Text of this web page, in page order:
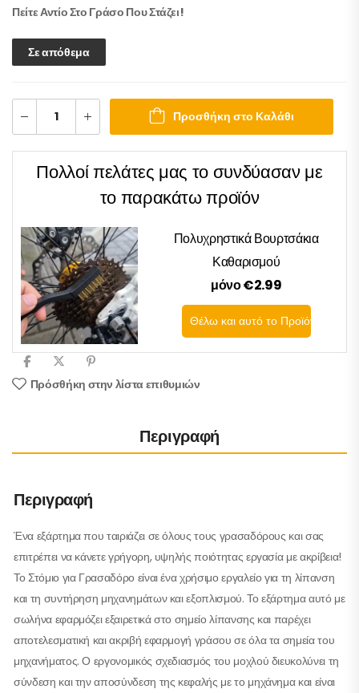
Πείτε Αντίο Στο Γράσο Που Στάζει!
Σε απόθεμα
Προσθήκη στο Καλάθι
Πολλοί πελάτες μας το συνδύασαν με
το παρακάτω προϊόν
Πολυχρηστικά Βουρτσάκια
Καθαρισμού
μόνο €2.99
Θέλω και αυτό το Προϊόν
Πρόσθήκη στην λίστα επιθυμιών
Περιγραφή
Περιγραφή
Ένα εξάρτημα που ταιριάζει σε όλους τους γρασαδόρους και σας
επιτρέπει να κάνετε γρήγορη, υψηλής ποιότητας εργασία με ακρίβεια!
Το Στόμιο για Γρασαδόρο είναι ένα χρήσιμο εργαλείο για τη λίπανση
και τη συντήρηση μηχανημάτων και εξοπλισμού. Το εξάρτημα αυτό με
σωλήνα εφαρμόζει εξαιρετικά στο σημείο λίπανσης και παρέχει
αποτελεσματική και ακριβή εφαρμογή γράσου σε όλα τα σημεία του
μηχανήματος. Ο εργονομικός σχεδιασμός του μοχλού διευκολύνει τη
σύνδεση και την αποσύνδεση της κεφαλής με το μηχάνημα και είναι